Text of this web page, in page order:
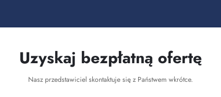
Uzyskaj bezpłatną ofertę
Nasz przedstawiciel skontaktuje się z Państwem wkrótce.